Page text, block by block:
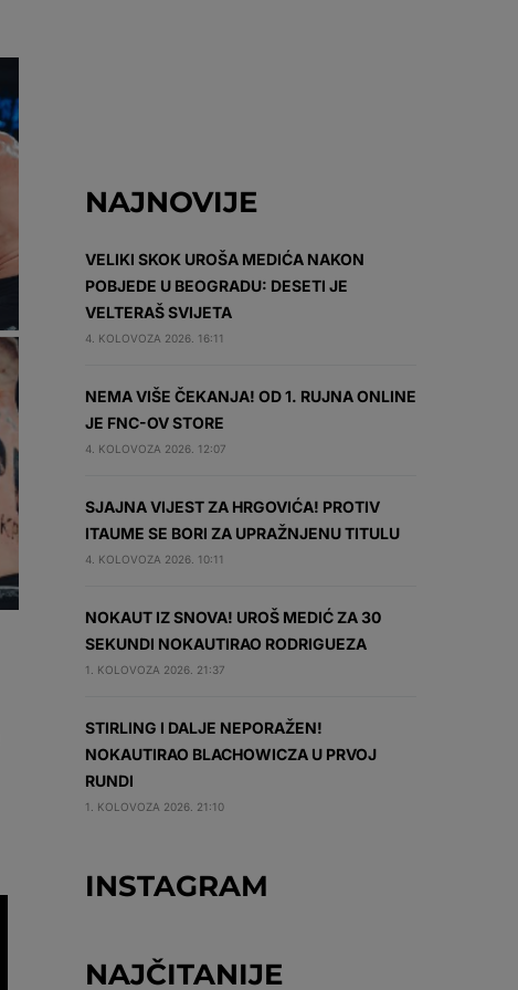
NAJNOVIJE
VELIKI SKOK UROŠA MEDIĆA NAKON
POBJEDE U BEOGRADU: DESETI JE
VELTERAŠ SVIJETA
4. KOLOVOZA 2026. 16:11
NEMA VIŠE ČEKANJA! OD 1. RUJNA ONLINE
JE FNC-OV STORE
4. KOLOVOZA 2026. 12:07
SJAJNA VIJEST ZA HRGOVIĆA! PROTIV
ITAUME SE BORI ZA UPRAŽNJENU TITULU
4. KOLOVOZA 2026. 10:11
NOKAUT IZ SNOVA! UROŠ MEDIĆ ZA 30
SEKUNDI NOKAUTIRAO RODRIGUEZA
1. KOLOVOZA 2026. 21:37
STIRLING I DALJE NEPORAŽEN!
NOKAUTIRAO BLACHOWICZA U PRVOJ
RUNDI
1. KOLOVOZA 2026. 21:10
INSTAGRAM
NAJČITANIJE